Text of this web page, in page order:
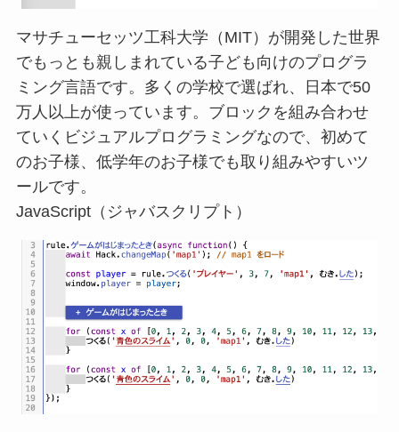
マサチューセッツ工科大学（MIT）が開発した世界
でもっとも親しまれている子ども向けのプログラ
ミング言語です。多くの学校で選ばれ、日本で50
万人以上が使っています。ブロックを組み合わせ
ていくビジュアルプログラミングなので、初めて
のお子様、低学年のお子様でも取り組みやすいツ
ールです。
JavaScript（ジャバスクリプト）